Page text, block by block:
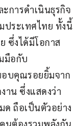
การดำเนินธุรกิจ
ประเทศไทย ทั้งนี้
ซึ่งได้มีโอกาส
มือกับ
อบคุณรอยยิ้มจาก
าน ซึ่งแสดงว่า
ด ถือเป็นตัวอย่าง
นต้องรวมพลังกัน